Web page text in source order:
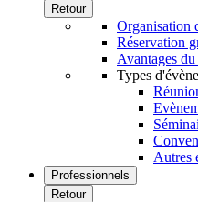
Retour
Organisation
Réservation
Avantages
Types
Autres
Professionnels
Retour